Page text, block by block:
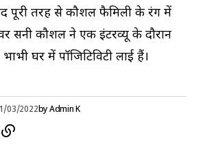
पूरी तरह से कौशल फैमिली के रंग में
सनी कौशल ने एक इंटरव्यू के दौरान
घर में पॉजिटिविटी लाई हैं।
03/2022byAdmin K